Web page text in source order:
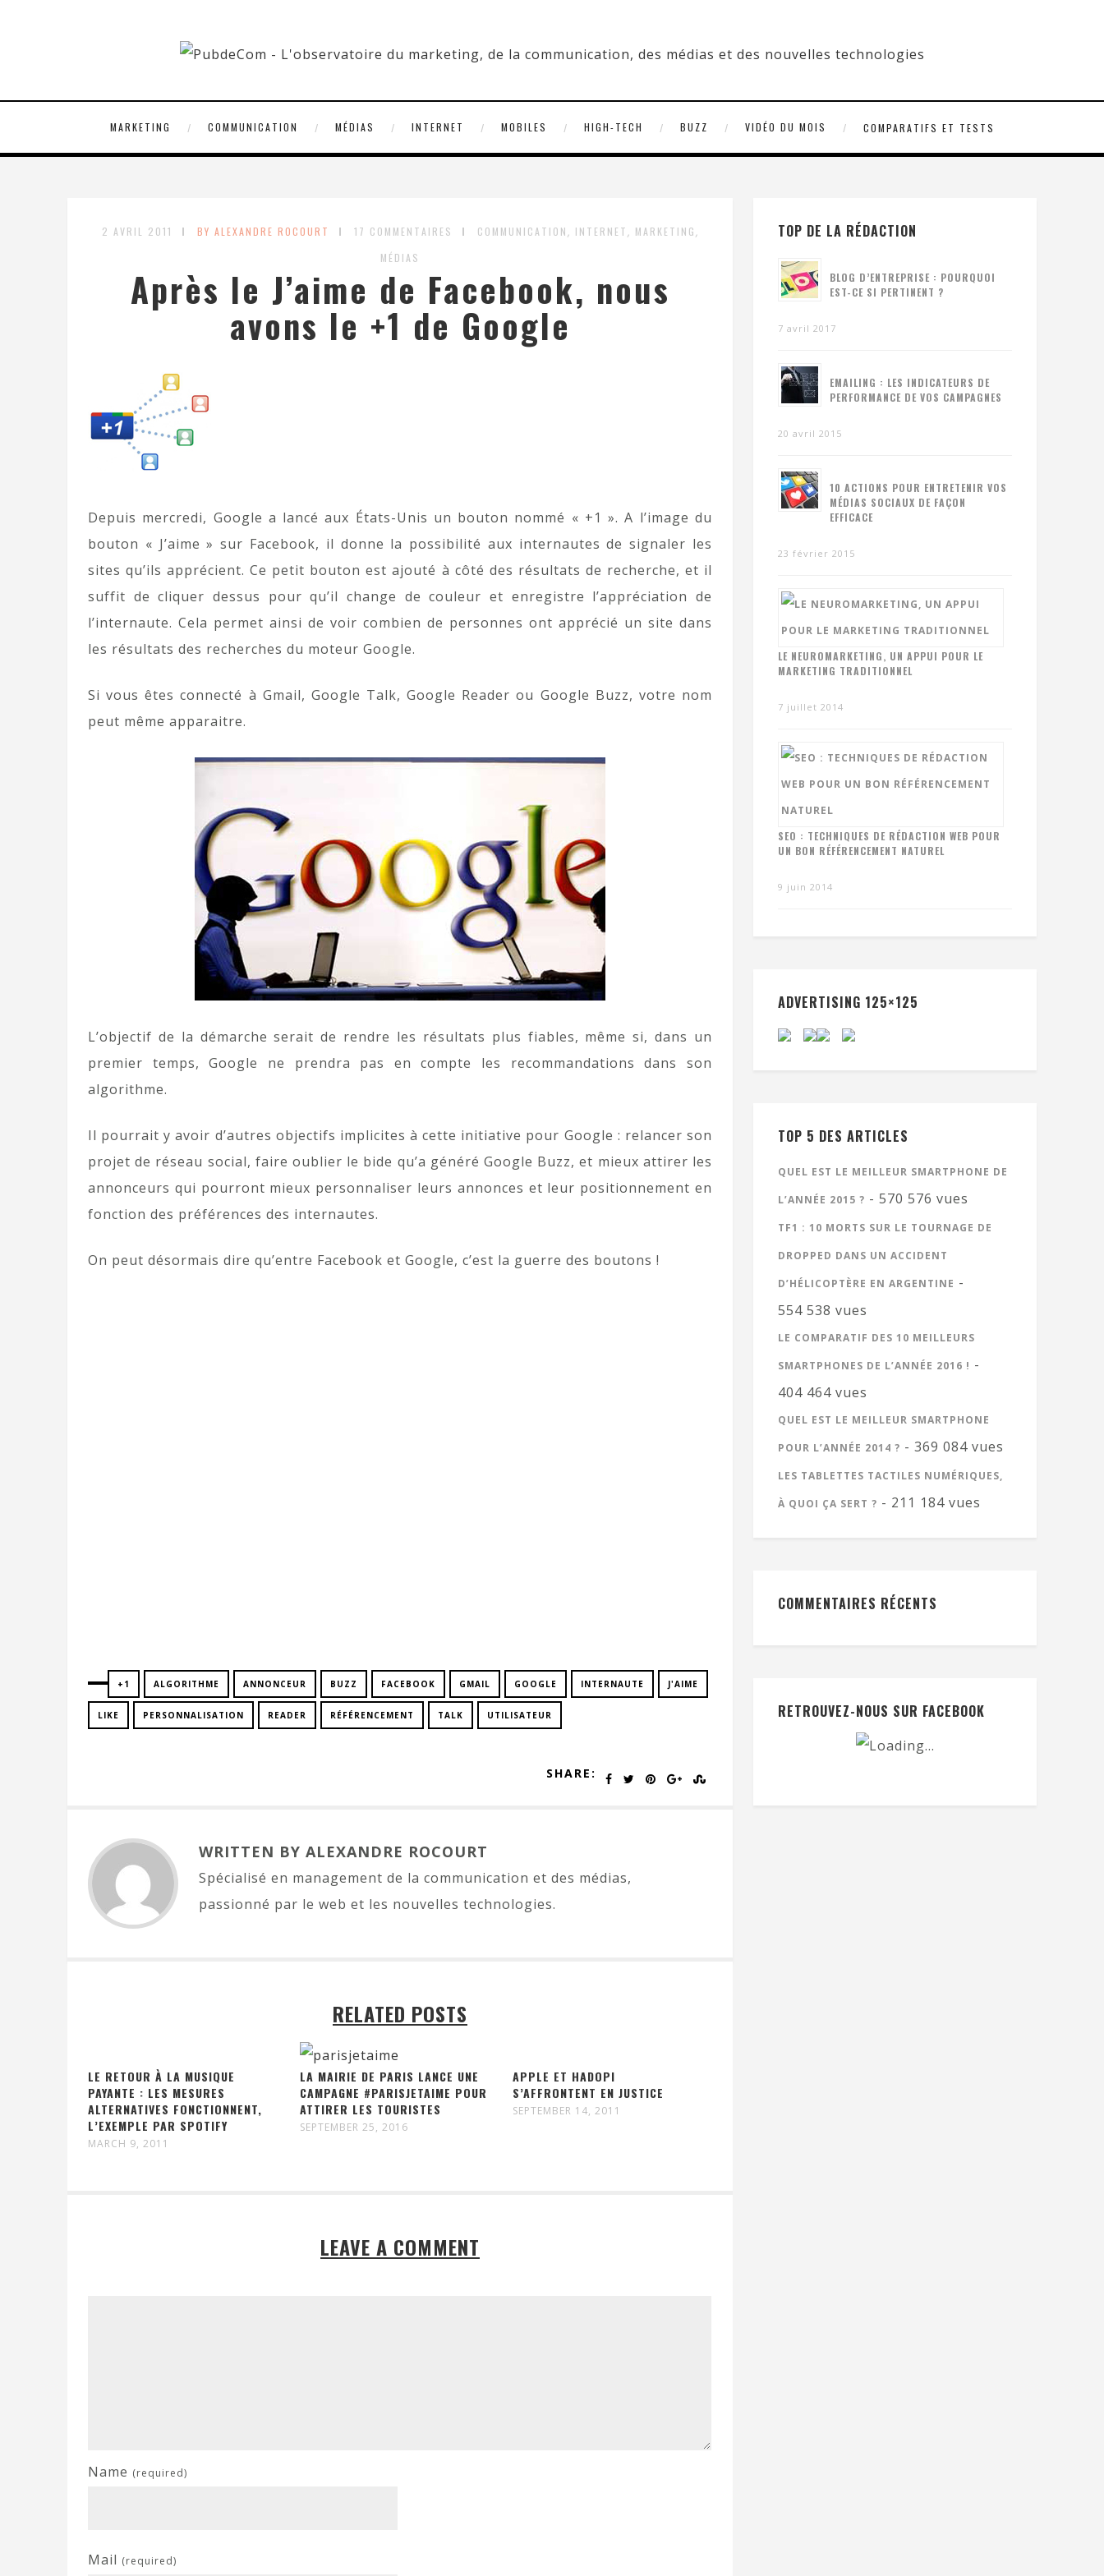
MARKETING COMMUNICATION MÉDIAS INTERNET MOBILES HIGH-TECH BUZZ VIDÉO DU MOIS COMPARATIFS ET TESTS
2 AVRIL 2011 BY ALEXANDRE ROCOURT 17 COMMENTAIRES COMMUNICATION, INTERNET, MARKETING,
MÉDIAS
Après le J’aime de Facebook, nous
avons le +1 de Google
Depuis mercredi, Google a lancé aux États-Unis un bouton nommé « +1 ». A l’image du
bouton « J’aime » sur Facebook, il donne la possibilité aux internautes de signaler les
sites qu’ils apprécient. Ce petit bouton est ajouté à côté des résultats de recherche, et il
suffit de cliquer dessus pour qu’il change de couleur et enregistre l’appréciation de
l’internaute. Cela permet ainsi de voir combien de personnes ont apprécié un site dans
les résultats des recherches du moteur Google.
Si vous êtes connecté à Gmail, Google Talk, Google Reader ou Google Buzz, votre nom
peut même apparaitre.
L’objectif de la démarche serait de rendre les résultats plus fiables, même si, dans un
premier temps, Google ne prendra pas en compte les recommandations dans son
algorithme.
Il pourrait y avoir d’autres objectifs implicites à cette initiative pour Google : relancer son
projet de réseau social, faire oublier le bide qu’a généré Google Buzz, et mieux attirer les
annonceurs qui pourront mieux personnaliser leurs annonces et leur positionnement en
fonction des préférences des internautes.
On peut désormais dire qu’entre Facebook et Google, c’est la guerre des boutons !
+1 ALGORITHME ANNONCEUR BUZZ FACEBOOK GMAIL GOOGLE INTERNAUTE J'AIME
LIKE PERSONNALISATION READER RÉFÉRENCEMENT TALK UTILISATEUR
SHARE:
WRITTEN BY ALEXANDRE ROCOURT
Spécialisé en management de la communication et des médias,
passionné par le web et les nouvelles technologies.
RELATED POSTS
LE RETOUR À LA MUSIQUE
PAYANTE : LES MESURES
ALTERNATIVES FONCTIONNENT,
L’EXEMPLE PAR SPOTIFY
MARCH 9, 2011
LA MAIRIE DE PARIS LANCE UNE
CAMPAGNE #PARISJETAIME POUR
ATTIRER LES TOURISTES
SEPTEMBER 25, 2016
APPLE ET HADOPI
S’AFFRONTENT EN JUSTICE
SEPTEMBER 14, 2011
LEAVE A COMMENT
Name (required)
Mail (required)
TOP DE LA RÉDACTION
BLOG D’ENTREPRISE : POURQUOI
EST-CE SI PERTINENT ?
7 avril 2017
EMAILING : LES INDICATEURS DE
PERFORMANCE DE VOS CAMPAGNES
20 avril 2015
10 ACTIONS POUR ENTRETENIR VOS
MÉDIAS SOCIAUX DE FAÇON
EFFICACE
23 février 2015
LE NEUROMARKETING, UN APPUI POUR LE
MARKETING TRADITIONNEL
7 juillet 2014
SEO : TECHNIQUES DE RÉDACTION WEB POUR
UN BON RÉFÉRENCEMENT NATUREL
9 juin 2014
ADVERTISING 125×125
TOP 5 DES ARTICLES
QUEL EST LE MEILLEUR SMARTPHONE DE
L’ANNÉE 2015 ? - 570 576 vues
TF1 : 10 MORTS SUR LE TOURNAGE DE
DROPPED DANS UN ACCIDENT
D’HÉLICOPTÈRE EN ARGENTINE -
554 538 vues
LE COMPARATIF DES 10 MEILLEURS
SMARTPHONES DE L’ANNÉE 2016 ! -
404 464 vues
QUEL EST LE MEILLEUR SMARTPHONE
POUR L’ANNÉE 2014 ? - 369 084 vues
LES TABLETTES TACTILES NUMÉRIQUES,
À QUOI ÇA SERT ? - 211 184 vues
COMMENTAIRES RÉCENTS
RETROUVEZ-NOUS SUR FACEBOOK